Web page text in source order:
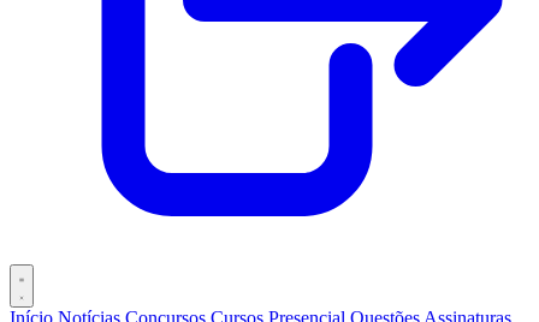
Início Notícias Concursos Cursos Presencial Questões Assinaturas